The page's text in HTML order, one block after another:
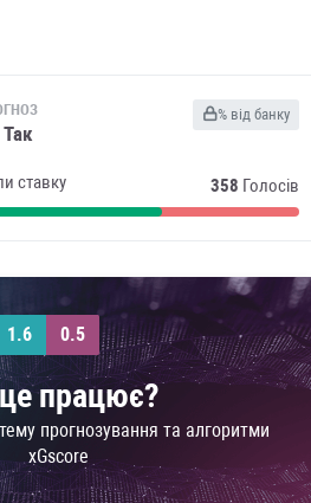
% від банку
ставку 358 Голосів
1.6 0.5
працює?
прогнозування та алгоритми
xGscore